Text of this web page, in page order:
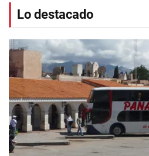
Lo destacado